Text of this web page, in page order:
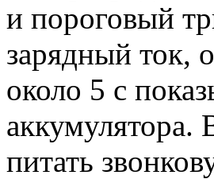
и пороговый
зарядный ток,
около 5 с
аккумулятора.
питать